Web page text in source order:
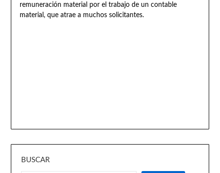
remuneración material por el trabajo de un contable
material, que atrae a muchos solicitantes.
BUSCAR